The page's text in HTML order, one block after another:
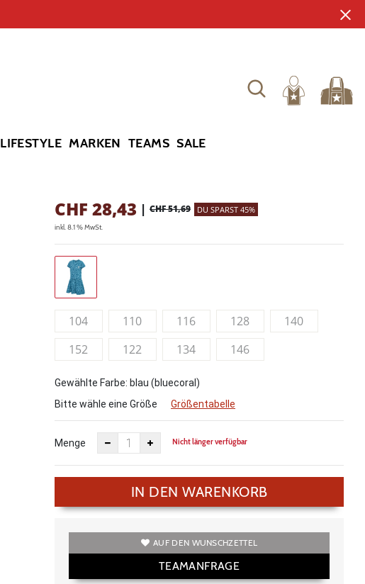
LIFESTYLE MARKEN TEAMS SALE
CHF 28,43 | CHF 51,69 DU SPARST 45%
inkl. 8.1 % MwSt.
104 110 116 128
140
152
122 134 146
Gewählte Farbe: blau (bluecoral)
Bitte wähle eine Größe
Größentabelle
Menge Nicht länger verfügbar
IN DEN WARENKORB
AUF DEN WUNSCHZETTEL
TEAMANFRAGE